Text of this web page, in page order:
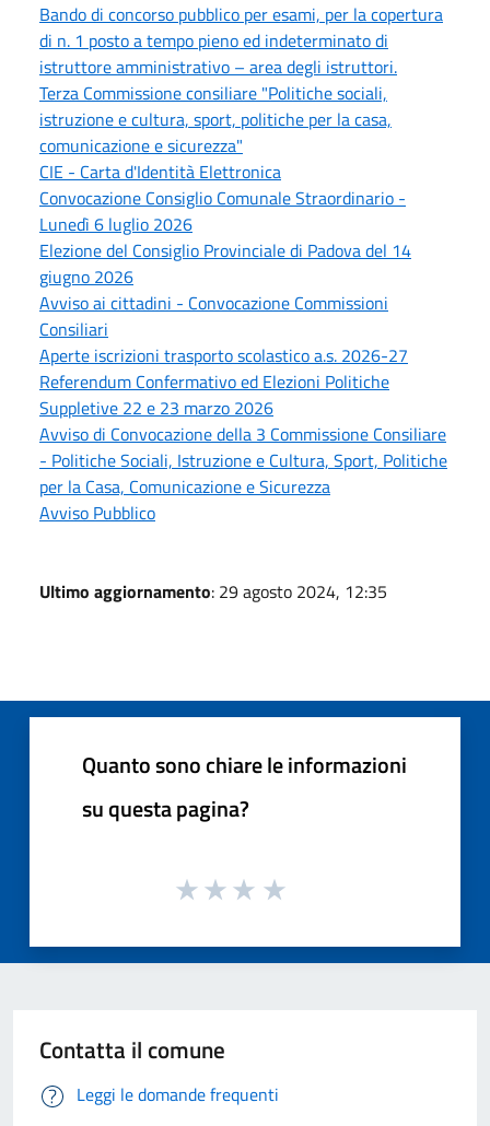
Bando di concorso pubblico per esami, per la copertura
di n. 1 posto a tempo pieno ed indeterminato di
istruttore amministrativo – area degli istruttori.
Terza Commissione consiliare "Politiche sociali,
istruzione e cultura, sport, politiche per la casa,
comunicazione e sicurezza"
CIE - Carta d'Identità Elettronica
Convocazione Consiglio Comunale Straordinario -
Lunedì 6 luglio 2026
Elezione del Consiglio Provinciale di Padova del 14
giugno 2026
Avviso ai cittadini - Convocazione Commissioni
Consiliari
Aperte iscrizioni trasporto scolastico a.s. 2026-27
Referendum Confermativo ed Elezioni Politiche
Suppletive 22 e 23 marzo 2026
Avviso di Convocazione della 3 Commissione Consiliare
- Politiche Sociali, Istruzione e Cultura, Sport, Politiche
per la Casa, Comunicazione e Sicurezza
Avviso Pubblico
Ultimo aggiornamento: 29 agosto 2024, 12:35
Quanto sono chiare le informazioni
su questa pagina?
Contatta il comune
Leggi le domande frequenti